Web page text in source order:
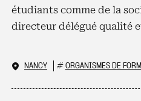
étudiants comme de la
directeur délégué qualité
NANCY # ORGANISMES DE